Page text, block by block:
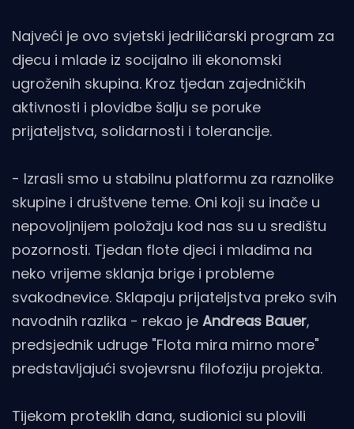
Najveći je ovo svjetski jedriličarski program za
djecu i mlade iz socijalno ili ekonomski
ugroženih skupina. Kroz tjedan zajedničkih
aktivnosti i plovidbe šalju se poruke
prijateljstva, solidarnosti i tolerancije.
- Izrasli smo u stabilnu platformu za raznolike
skupine i društvene teme. Oni koji su inače u
nepovoljnijem položaju kod nas su u središtu
pozornosti. Tjedan flote djeci i mladima na
neko vrijeme sklanja brige i probleme
svakodnevice. Sklapaju prijateljstva preko svih
navodnih razlika - rekao je Andreas Bauer,
predsjednik udruge "Flota mira mirno more"
predstavljajući svojevrsnu filofoziju projekta.
Tijekom proteklih dana, sudionici su plovili